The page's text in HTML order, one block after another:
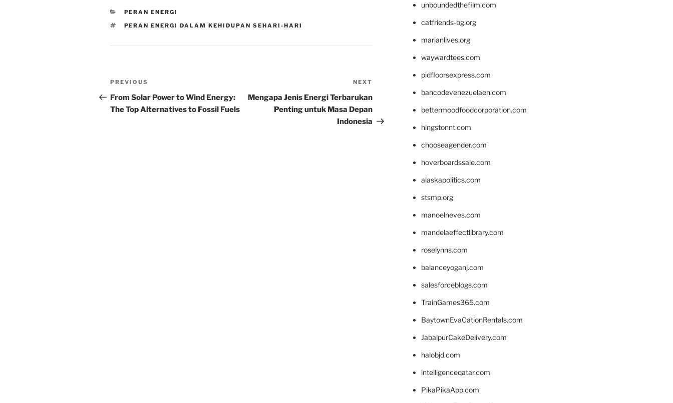
CATEGORIES
PERAN ENERGI
TAGS
PERAN ENERGI DALAM KEHIDUPAN SEHARI-HARI
Post
navigation
Previous
Post
PREVIOUS
From Solar Power to Wind Energy:
The Top Alternatives to Fossil Fuels
Post
NEXT
Mengapa Jenis Energi Terbarukan
Penting untuk Masa Depan
Indonesia
unboundedthefilm.com
catfriends-bg.org
marianlives.org
waywardtees.com
pidfloorsexpress.com
bancodevenezuelaen.com
bettermoodfoodcorporation.com
hingstonnt.com
chooseagender.com
hoverboardssale.com
alaskapolitics.com
stsmp.org
manoelneves.com
mandelaeffectlibrary.com
roselynns.com
balanceyoganj.com
salesforceblogs.com
TrainGames365.com
BaytownEvaCationRentals.com
JabalpurCakeDelivery.com
halobjd.com
intelligenceqatar.com
PikaPikaApp.com